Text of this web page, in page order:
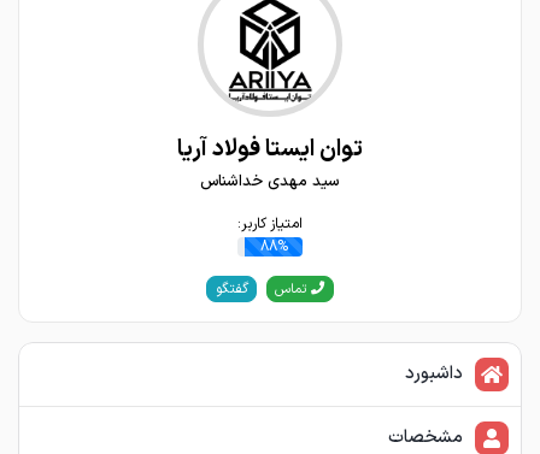
توان ایستا فولاد آریا
سید مهدی خداشناس
امتیاز کاربر:
88%
تماس گفتگو
داشبورد
مشخصات